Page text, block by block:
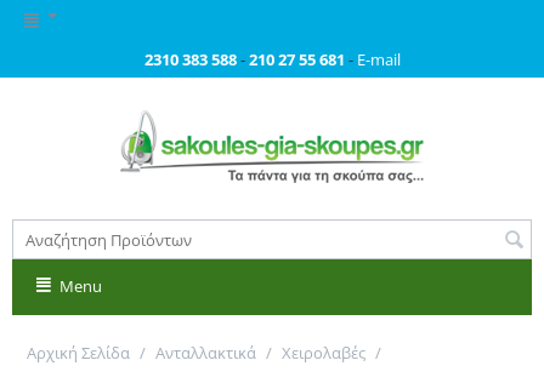
2310 383 588-210 27 55 681 - E-mail
Menu
Αρχική Σελίδα / Ανταλλακτικά / Χειρολαβές /